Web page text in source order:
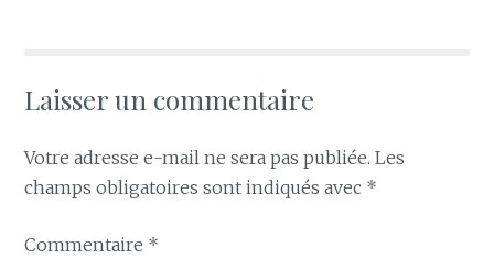
Laisser un commentaire
Votre adresse e-mail ne sera pas publiée. Les
champs obligatoires sont indiqués avec *
Commentaire *